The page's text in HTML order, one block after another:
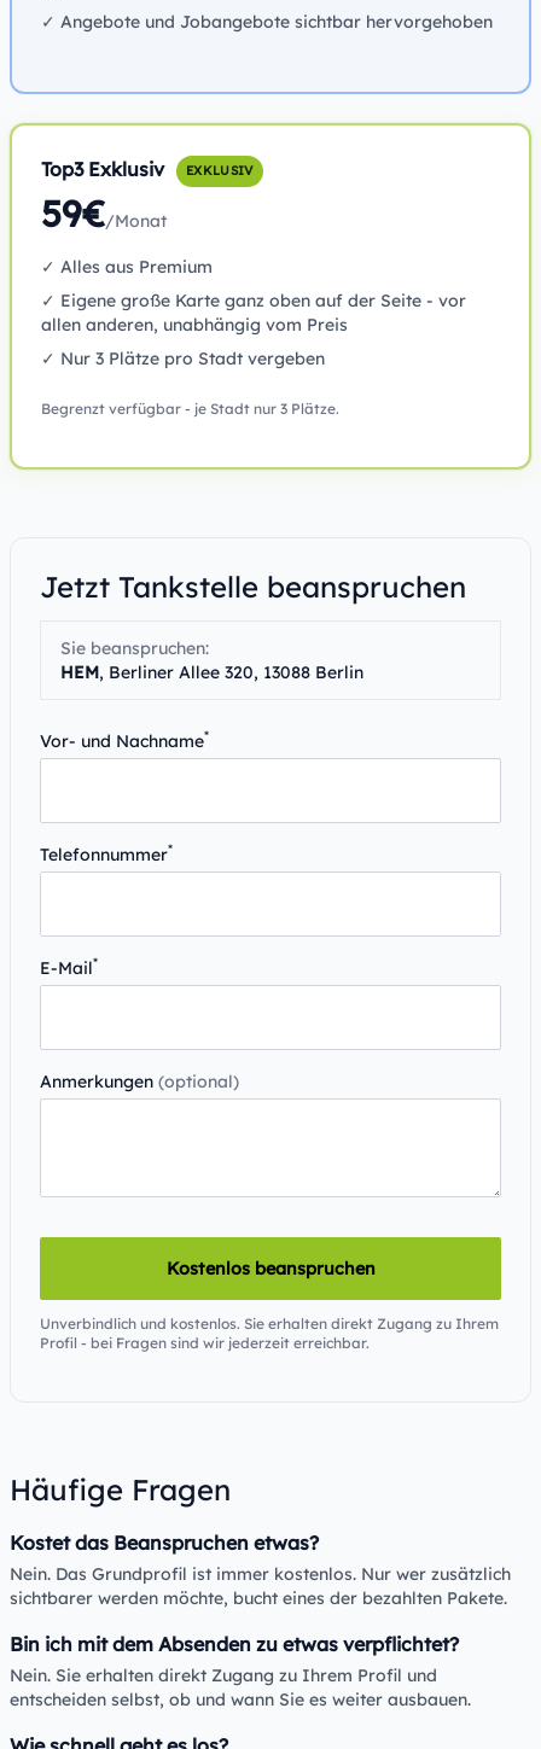
✓ Angebote und Jobangebote sichtbar hervorgehoben
Top3 Exklusiv EXKLUSIV
59€/Monat
✓ Alles aus Premium
✓ Eigene große Karte ganz oben auf der Seite - vor
allen anderen, unabhängig vom Preis
✓ Nur 3 Plätze pro Stadt vergeben
Begrenzt verfügbar - je Stadt nur 3 Plätze.
Jetzt Tankstelle beanspruchen
Sie beanspruchen:
HEM, Berliner Allee 320, 13088 Berlin
Vor- und Nachname*
Telefonnummer*
E-Mail*
Anmerkungen (optional)
Kostenlos beanspruchen
Unverbindlich und kostenlos. Sie erhalten direkt Zugang zu Ihrem
Profil - bei Fragen sind wir jederzeit erreichbar.
Häufige Fragen
Kostet das Beanspruchen etwas?
Nein. Das Grundprofil ist immer kostenlos. Nur wer zusätzlich
sichtbarer werden möchte, bucht eines der bezahlten Pakete.
Bin ich mit dem Absenden zu etwas verpflichtet?
Nein. Sie erhalten direkt Zugang zu Ihrem Profil und
entscheiden selbst, ob und wann Sie es weiter ausbauen.